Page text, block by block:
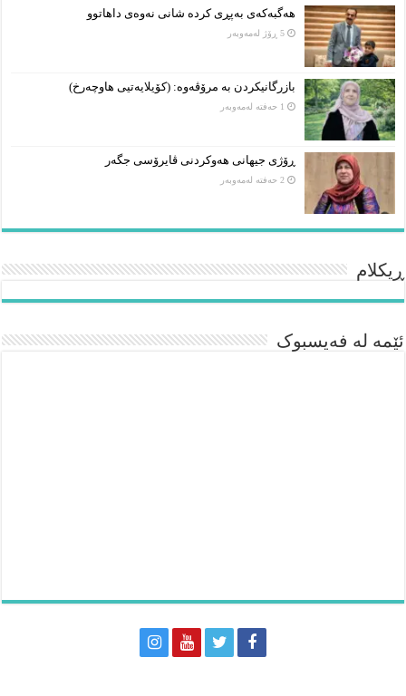
هەگبەکەی بەپڕی کردە شانی نەوەی داهاتوو
5 ڕۆژ لەمەوبەر
بازرگانیکردن بە مرۆڤەوە: (کۆیلایەتیی هاوچەرخ)
1 حەفتە لەمەوبەر
ڕۆژی جیهانی هەوکردنی ڤایرۆسی جگەر
2 حەفتە لەمەوبەر
ڕیکلام
ئێمە لە فەیسبوک